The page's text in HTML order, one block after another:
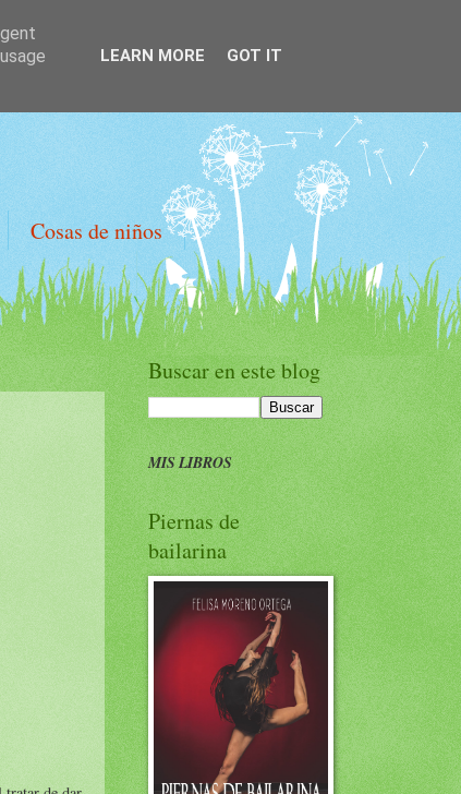
Cosas de niños
Buscar en este blog
MIS LIBROS
Piernas de
bailarina
LEARN MORE GOT IT